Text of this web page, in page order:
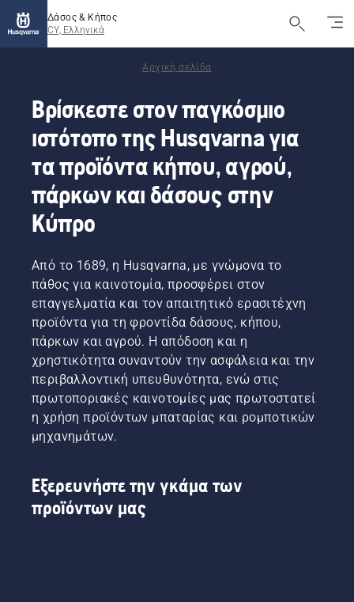
Δάσος & Κήπος
CY, Ελληνικά
Αρχική σελίδα
Βρίσκεστε στον παγκόσμιο
ιστότοπο της Husqvarna για
τα προϊόντα κήπου, αγρού,
πάρκων και δάσους στην
Κύπρο
Από το 1689, η Husqvarna, με γνώμονα το
πάθος για καινοτομία, προσφέρει στον
επαγγελματία και τον απαιτητικό ερασιτέχνη
προϊόντα για τη φροντίδα δάσους, κήπου,
πάρκων και αγρού. Η απόδοση και η
χρηστικότητα συναντούν την ασφάλεια και την
περιβαλλοντική υπευθυνότητα, ενώ στις
πρωτοποριακές καινοτομίες μας πρωτοστατεί
η χρήση προϊόντων μπαταρίας και ρομποτικών
μηχανημάτων.
Εξερευνήστε την γκάμα των
προϊόντων μας